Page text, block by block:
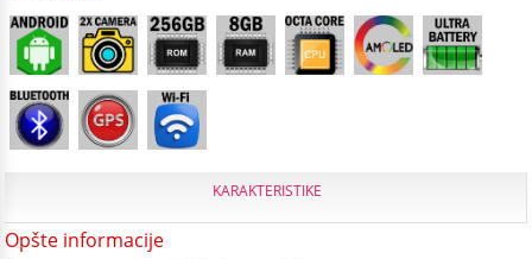
KARAKTERISTIKE
Opšte informacije